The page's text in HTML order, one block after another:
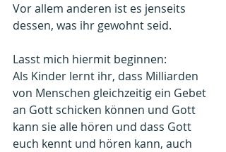
Vor allem anderen ist es jenseits
dessen, was ihr gewohnt seid.
Lasst mich hiermit beginnen:
Als Kinder lernt ihr, dass Milliarden
von Menschen gleichzeitig ein Gebet
an Gott schicken können und Gott
kann sie alle hören und dass Gott
euch kennt und hören kann, auch